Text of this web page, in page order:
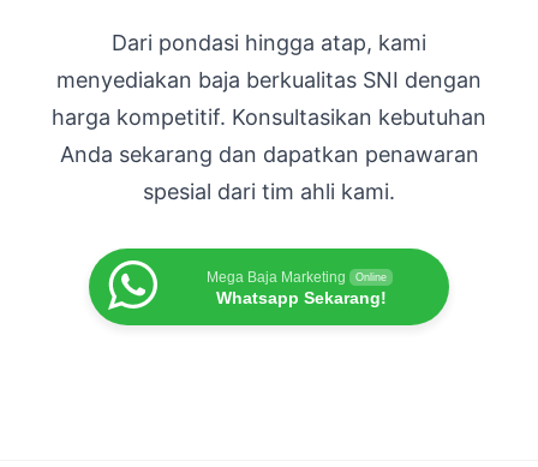
Dari pondasi hingga atap, kami
menyediakan baja berkualitas SNI dengan
harga kompetitif. Konsultasikan kebutuhan
Anda sekarang dan dapatkan penawaran
spesial dari tim ahli kami.
Mega Baja Marketing Online
Whatsapp Sekarang!